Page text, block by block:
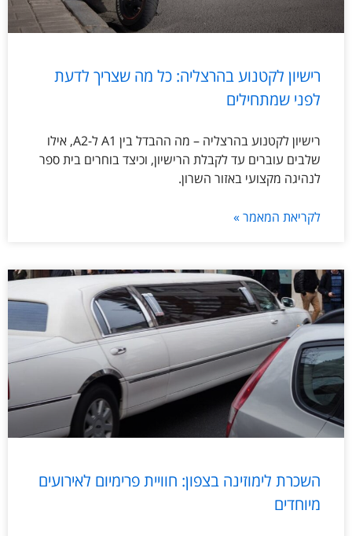
רישיון לקטנוע בהרצליה: כל מה שצריך לדעת
לפני שמתחילים
רישיון לקטנוע בהרצליה – מה ההבדל בין A1 ל-A2, אילו
שלבים עוברים עד לקבלת הרישיון, וכיצד בוחרים בית ספר
לנהיגה מקצועי באזור השרון.
לקריאת המאמר »
השכרת לימוזינה בצפון: חוויית פרימיום לאירועים
מיוחדים